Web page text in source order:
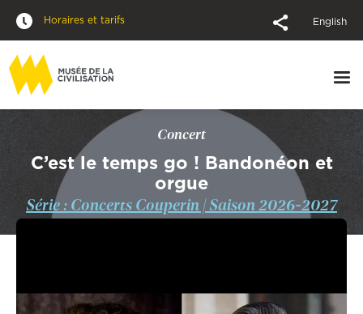
Horaires et tarifs English
Concert
C’est le temps go ! Bandonéon et
orgue
Série : Concerts Couperin | Saison 2026-2027